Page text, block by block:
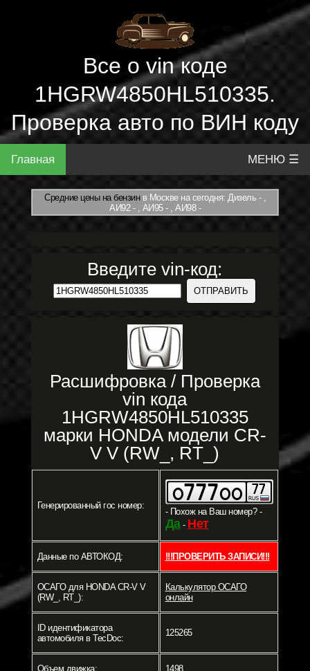
Все о vin коде
1HGRW4850HL510335.
Проверка авто по ВИН коду
Главная МЕНЮ ☰
Средние цены на бензинв Москве на сегодня: Дизель - ,
АИ92 - , АИ95 - , АИ98 -
Введите vin-код:
Расшифровка / Проверка
vin кода
1HGRW4850HL510335
марки HONDA модели CR-
V V (RW_, RT_)
Генерированный гос номер:
- Похож на Ваш номер? -
Да- Нет
Данные по АВТОКОД: !!!ПРОВЕРИТЬ ЗАПИСИ!!!
ОСАГО для HONDA CR-V V
(RW_, RT_):
Калькулятор ОСАГО
онлайн
ID идентификатора
автомобиля в TecDoc:
125265
Объем движка: 1498